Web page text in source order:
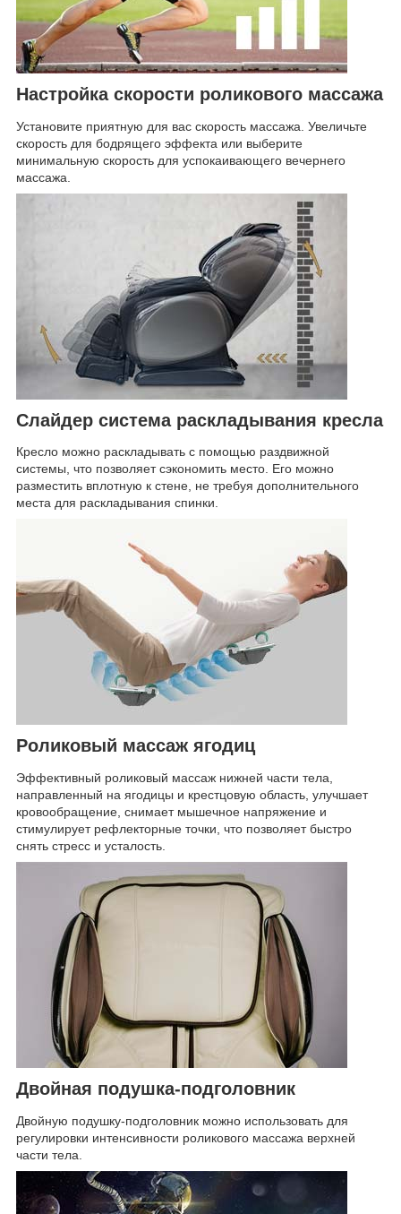
Настройка скорости роликового массажа
Установите приятную для вас скорость массажа. Увеличьте
скорость для бодрящего эффекта или выберите
минимальную скорость для успокаивающего вечернего
массажа.
Слайдер система раскладывания кресла
Кресло можно раскладывать с помощью раздвижной
системы, что позволяет сэкономить место. Его можно
разместить вплотную к стене, не требуя дополнительного
места для раскладывания спинки.
Роликовый массаж ягодиц
Эффективный роликовый массаж нижней части тела,
направленный на ягодицы и крестцовую область, улучшает
кровообращение, снимает мышечное напряжение и
стимулирует рефлекторные точки, что позволяет быстро
снять стресс и усталость.
Двойная подушка-подголовник
Двойную подушку-подголовник можно использовать для
регулировки интенсивности роликового массажа верхней
части тела.